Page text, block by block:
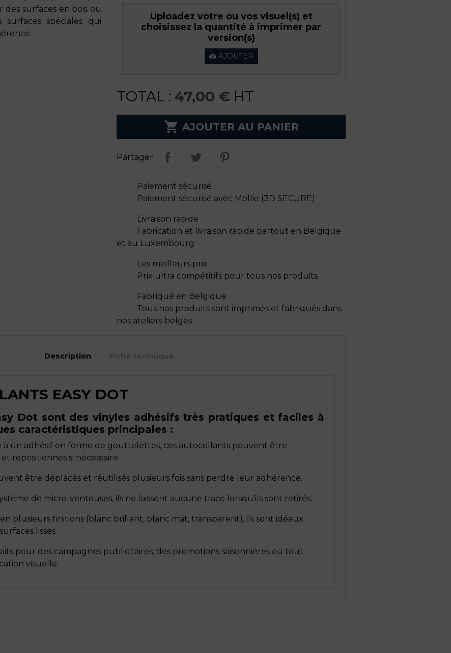
surfaces en bois ou
spéciales qui
Uploadez votre ou vos visuel(s) et
choisissez la quantité à imprimer par
version(s)
cloud_uploadAJOUTER
TOTAL : 47,00 € HT
 AJOUTER AU PANIER
Partager
Paiement sécurisé
Paiement sécurisé avec Mollie (3D SECURE)
Livraison rapide
Fabrication et livraison rapide partout en Belgique
et au Luxembourg
Les meilleurs prix
Prix ultra compétitifs pour tous nos produits
Fabriqué en Belgique
Tous nos produits sont imprimés et fabriqués dans
nos ateliers belges
Description Fiche technique
EASY DOT
Dot sont des vinyles adhésifs très pratiques et faciles à
caractéristiques principales :
à un adhésif en forme de gouttelettes, ces autocollants peuvent être
repositionnés si nécessaire.
être déplacés et réutilisés plusieurs fois sans perdre leur adhérence.
de micro-ventouses, ils ne laissent aucune trace lorsqu'ils sont retirés.
plusieurs finitions (blanc brillant, blanc mat, transparent), ils sont idéaux
lisses.
pour des campagnes publicitaires, des promotions saisonnières ou tout
visuelle.